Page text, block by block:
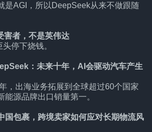
是AGI，所以DeepSeek从来不做跟随
害者，不是英伟达
停下烧钱。
：未来十年，AI会驱动汽车产生
，出海业务拓展到全球超过60个国家
能源品牌出口销量第一。
国包裹，跨境卖家如何应对长期物流风